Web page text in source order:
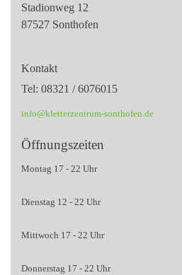
Stadionweg 12
87527 Sonthofen
Kontakt
Tel: 08321 / 6076015
info@kletterzentrum-sonthofen.de
Öffnungszeiten
Montag 17 - 22 Uhr
Dienstag 12 - 22 Uhr
Mittwoch 17 - 22 Uhr
Donnerstag 17 - 22 Uhr